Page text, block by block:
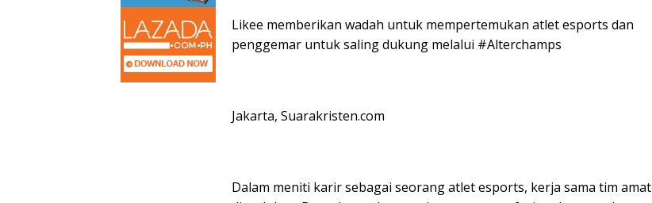
Likee memberikan wadah untuk mempertemukan atlet esports dan
penggemar untuk saling dukung melalui #Alterchamps
Jakarta, Suarakristen.com
Dalam meniti karir sebagai seorang atlet esports, kerja sama tim amat